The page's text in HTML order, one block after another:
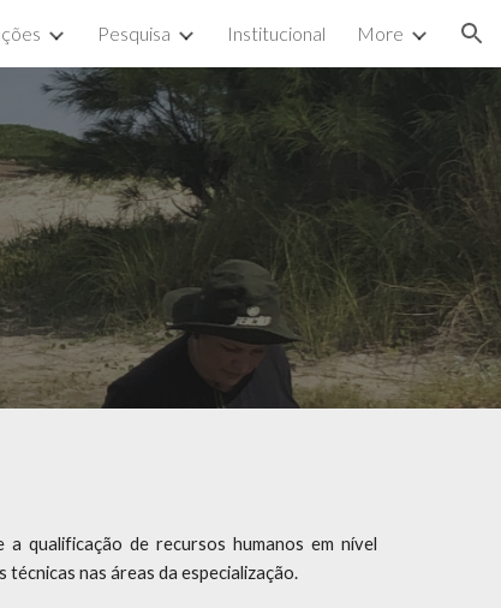
Pesquisa Institucional More
qualificação de recursos humanos em nível
nas áreas da especialização.